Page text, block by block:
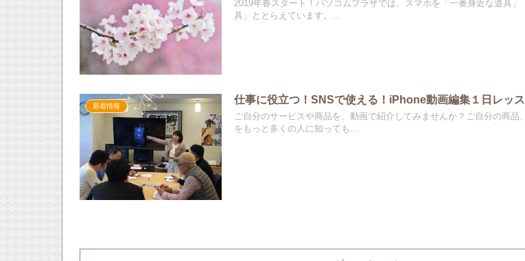
2019年春スタート！パソコムプラザでは、スマホを「一番身近な道具
具」ととらえています。...
新着情報
仕事に役立つ！SNSで使える！iPhone動画編集１日レッス
ご自分のサービスや商品を、動画で紹介してみませんか？ご自分の商品
をもっと多くの人に知っても...